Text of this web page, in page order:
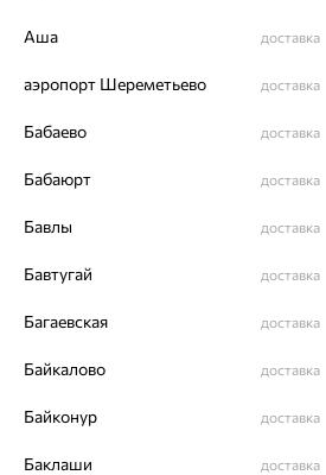
Политика конфеденциальности
Разработка сайта —CUBA
Аша доставка
аэропорт Шереметьево доставка
Бабаево доставка
Бабаюрт доставка
Бавлы доставка
Бавтугай доставка
Багаевская доставка
Байкалово доставка
Байконур доставка
Баклаши доставка